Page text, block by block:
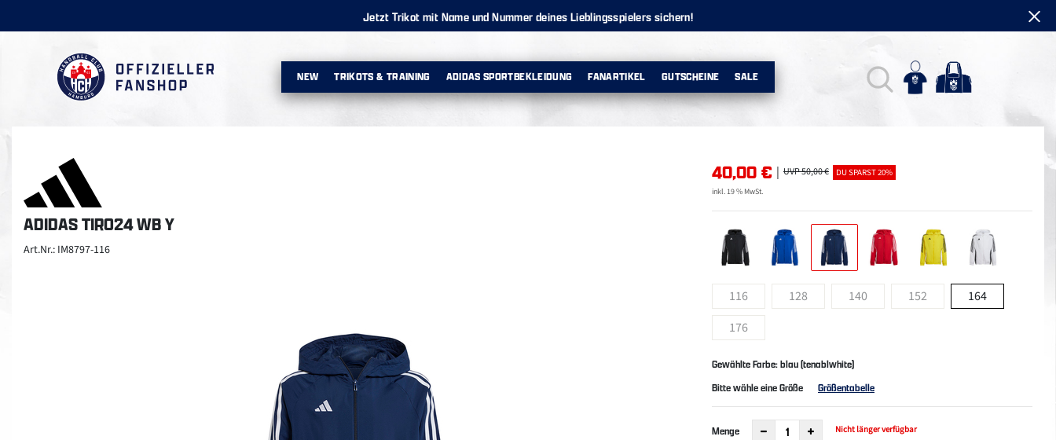
Jetzt Trikot mit Name und Nummer deines Lieblingsspielers sichern!
NEW TRIKOTS & TRAINING ADIDAS SPORTBEKLEIDUNG FANARTIKEL GUTSCHEINE SALE
ADIDAS TIRO24 WB Y
Art.Nr.: IM8797-116
40,00 € | UVP 50,00 € DU SPARST 20%
inkl. 19 % MwSt.
116 128 140 152
164
176
Gewählte Farbe: blau (tenablwhite)
Bitte wähle eine Größe
Größentabelle
Menge Nicht länger verfügbar